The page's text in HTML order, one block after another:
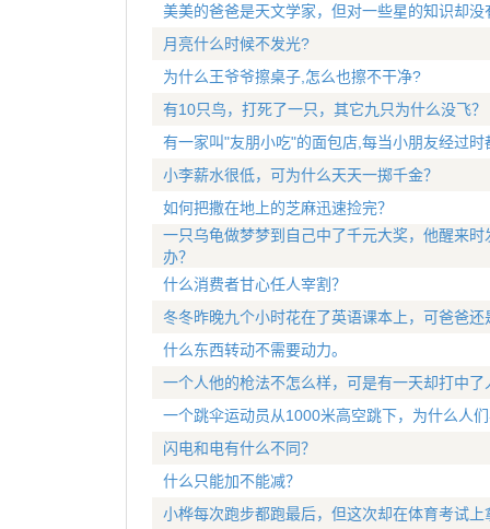
美美的爸爸是天文学家，但对一些星的知识却
月亮什么时候不发光?
为什么王爷爷擦桌子,怎么也擦不干净?
有10只鸟，打死了一只，其它九只为什么没飞？
有一家叫"友朋小吃"的面包店,每当小朋友经过
小李薪水很低，可为什么天天一掷千金？
如何把撒在地上的芝麻迅速捡完？
一只乌龟做梦梦到自己中了千元大奖，他醒来
办？
什么消费者甘心任人宰割？
冬冬昨晚九个小时花在了英语课本上，可爸爸还
什么东西转动不需要动力。
一个人他的枪法不怎么样，可是有一天却打中了
一个跳伞运动员从1000米高空跳下，为什么人
闪电和电有什么不同？
什么只能加不能减？
小桦每次跑步都跑最后，但这次却在体育考试